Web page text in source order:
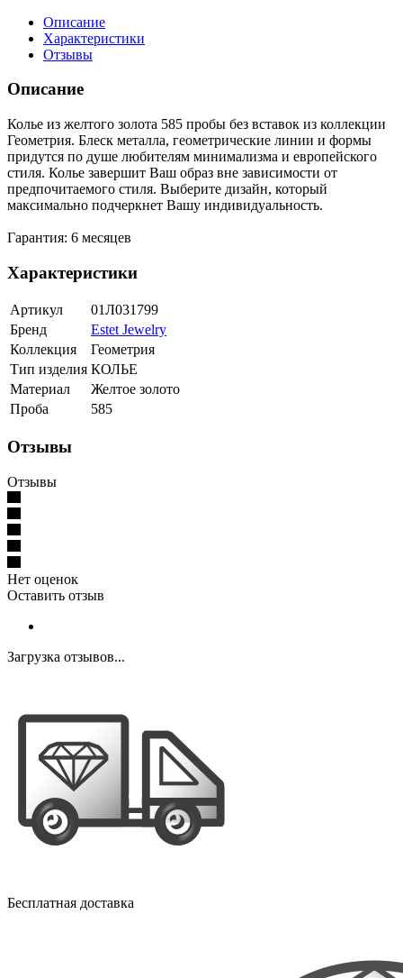
Описание
Характеристики
Отзывы
Описание
Колье из желтого золота 585 пробы без вставок из коллекции
Геометрия. Блеск металла, геометрические линии и формы
придутся по душе любителям минимализма и европейского
стиля. Колье завершит Ваш образ вне зависимости от
предпочитаемого стиля. Выберите дизайн, который
максимально подчеркнет Вашу индивидуальность.
Гарантия: 6 месяцев
Характеристики
Артикул
01Л031799
Бренд
Estet Jewelry
Коллекция
Геометрия
Тип изделия КОЛЬЕ
Материал
Желтое золото
Проба
585
Отзывы
Отзывы
Нет оценок
Оставить отзыв
Загрузка отзывов...
Бесплатная доставка